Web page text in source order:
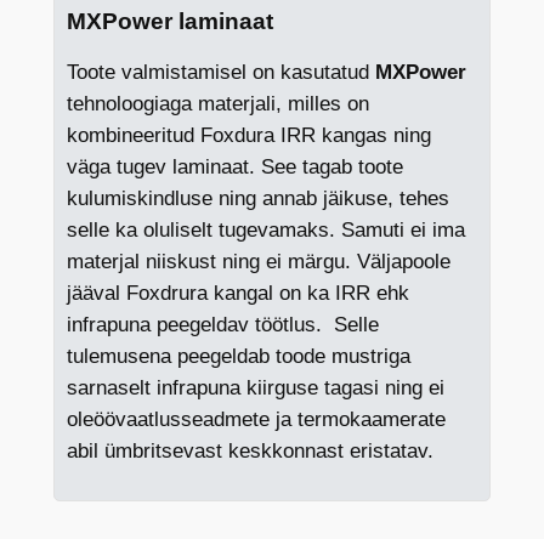
M
M
M
MXPower laminaat
Toote valmistamisel on kasutatud MXPower
tehnoloogiaga materjali, milles on
kombineeritud Foxdura IRR kangas ning
väga tugev laminaat. See tagab toote
kulumiskindluse ning annab jäikuse, tehes
selle ka oluliselt tugevamaks. Samuti ei ima
materjal niiskust ning ei märgu. Väljapoole
jääval Foxdrura kangal on ka IRR ehk
infrapuna peegeldav töötlus. Selle
tulemusena peegeldab toode mustriga
sarnaselt infrapuna kiirguse tagasi ning ei
oleöövaatlusseadmete ja termokaamerate
abil ümbritsevast keskkonnast eristatav.